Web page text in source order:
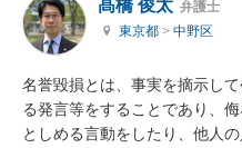
髙橋 俊太 弁護士
東京都 > 中野区
名誉毀損とは、事実を摘示し
る発言等をすることであり、
としめる言動をしたり、他人